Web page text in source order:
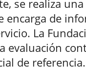
se realiza
encarga de
La
evaluación
de referencia.